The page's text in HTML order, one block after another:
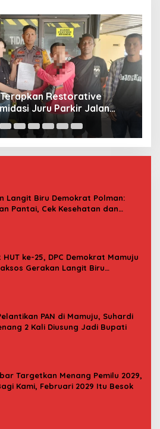
Modal dan Jeritan Pedagang
Mamuju Saat Harga
Langit Biru Demokrat Polman:
Pantai, Cek Kesehatan dan
HUT ke-25, DPC Demokrat Mamuju
Gerakan Langit Biru
PAN di Mamuju, Suhardi
2 Kali Diusung Jadi Bupati
Targetkan Menang Pemilu 2029,
Kami, Februari 2029 Itu Besok